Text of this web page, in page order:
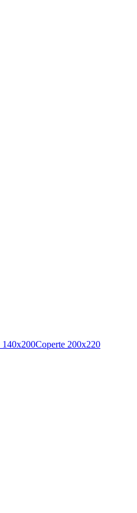
140x200Coperte 200x220